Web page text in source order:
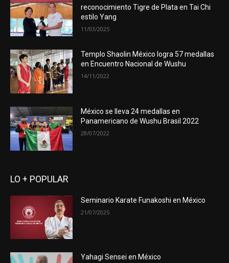
reconocimiento Tigre de Plata en Tai Chi
estilo Yang
11/03/2025
Templo Shaolin México logra 57 medallas
en Encuentro Nacional de Wushu
14/11/2022
México se lleva 24 medallas en
Panamericano de Wushu Brasil 2022
28/07/2022
LO + POPULAR
Seminario Karate Funakoshi en México
21/07/2025
Yahagi Sensei en México